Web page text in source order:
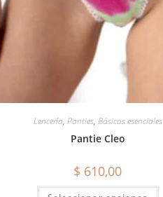
Lencería, Panties, Básicos esenciales
Pantie Cleo
$ 610,00